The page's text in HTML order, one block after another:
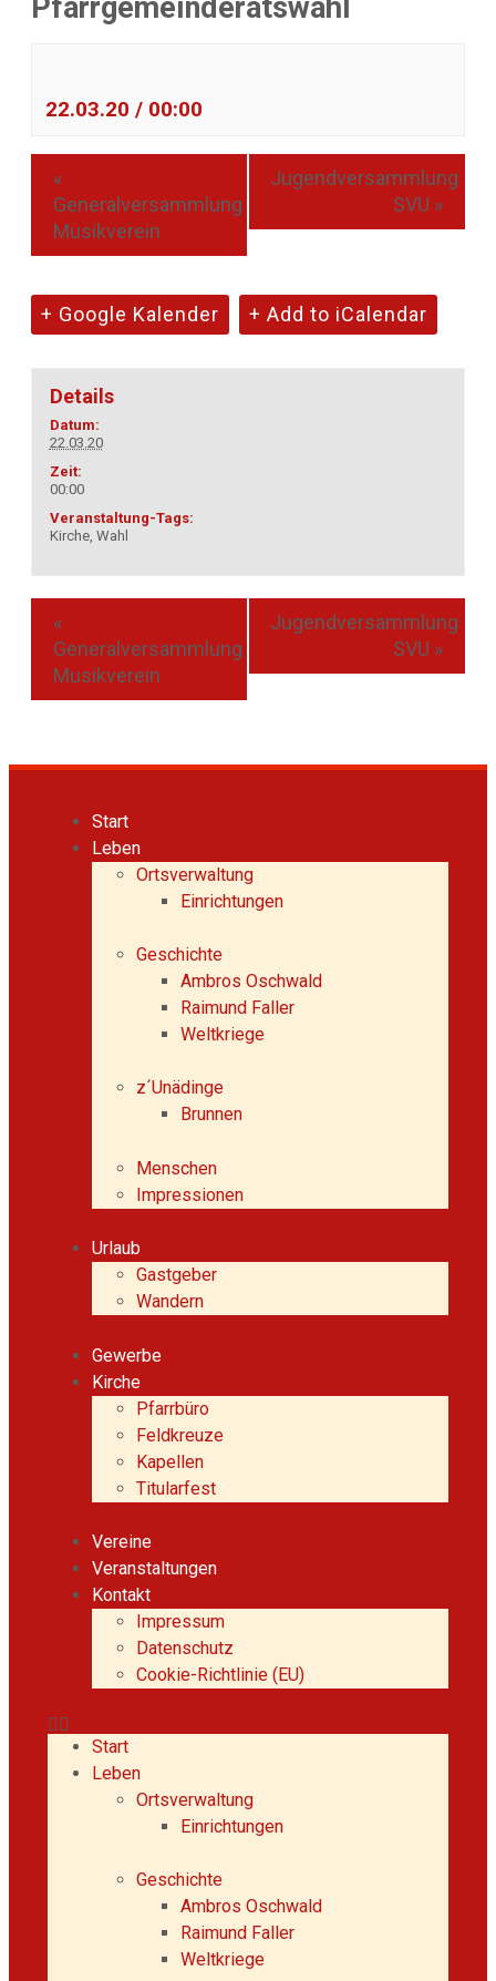
Pfarrgemeinderatswahl
22.03.20 / 00:00
«
Generalversammlung
Musikverein
Jugendversammlung
SVU »
+ Google Kalender + Add to iCalendar
Details
Datum:
22.03.20
Zeit:
00:00
Veranstaltung-Tags:
Kirche, Wahl
«
Generalversammlung
Musikverein
Jugendversammlung
SVU »
Start
Leben
Ortsverwaltung
Einrichtungen
Geschichte
Ambros Oschwald
Raimund Faller
Weltkriege
z´Unädinge
Brunnen
Menschen
Impressionen
Urlaub
Gastgeber
Wandern
Gewerbe
Kirche
Pfarrbüro
Feldkreuze
Kapellen
Titularfest
Vereine
Veranstaltungen
Kontakt
Impressum
Datenschutz
Cookie-Richtlinie (EU)
Start
Leben
Ortsverwaltung
Einrichtungen
Geschichte
Ambros Oschwald
Raimund Faller
Weltkriege